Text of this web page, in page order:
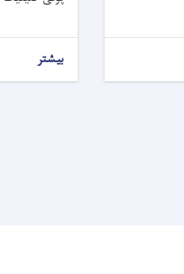
بیشتر